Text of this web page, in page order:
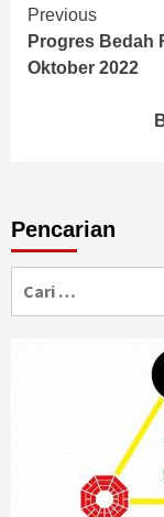
Continue
Reading
Previous
Progres Bedah
Oktober 2022
Pencarian